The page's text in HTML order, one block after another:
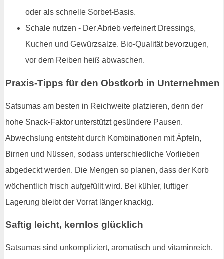
oder als schnelle Sorbet-Basis.
Schale nutzen - Der Abrieb verfeinert Dressings,
Kuchen und Gewürzsalze. Bio-Qualität bevorzugen,
vor dem Reiben heiß abwaschen.
Praxis-Tipps für den Obstkorb in Unternehmen
Satsumas am besten in Reichweite platzieren, denn der
hohe Snack-Faktor unterstützt gesündere Pausen.
Abwechslung entsteht durch Kombinationen mit Äpfeln,
Birnen und Nüssen, sodass unterschiedliche Vorlieben
abgedeckt werden. Die Mengen so planen, dass der Korb
wöchentlich frisch aufgefüllt wird. Bei kühler, luftiger
Lagerung bleibt der Vorrat länger knackig.
Saftig leicht, kernlos glücklich
Satsumas sind unkompliziert, aromatisch und vitaminreich.